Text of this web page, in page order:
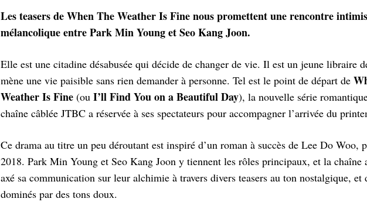
Les teasers de When The Weather Is Fine nous promettent une rencontre
mélancolique entre Park Min Young et Seo Kang Joon.
Elle est une citadine désabusée qui décide de changer de vie. Il est un jeune libraire
mène une vie paisible sans rien demander à personne. Tel est le point de départ de
Weather Is Fine (ou I’ll Find You on a Beautiful Day), la nouvelle série
chaîne câblée JTBC a réservée à ses spectateurs pour accompagner l’arrivée du
Ce drama au titre un peu déroutant est inspiré d’un roman à succès de Lee Do Woo,
2018. Park Min Young et Seo Kang Joon y tiennent les rôles principaux, et la chaîne
axé sa communication sur leur alchimie à travers divers teasers au ton nostalgique, et
dominés par des tons doux.